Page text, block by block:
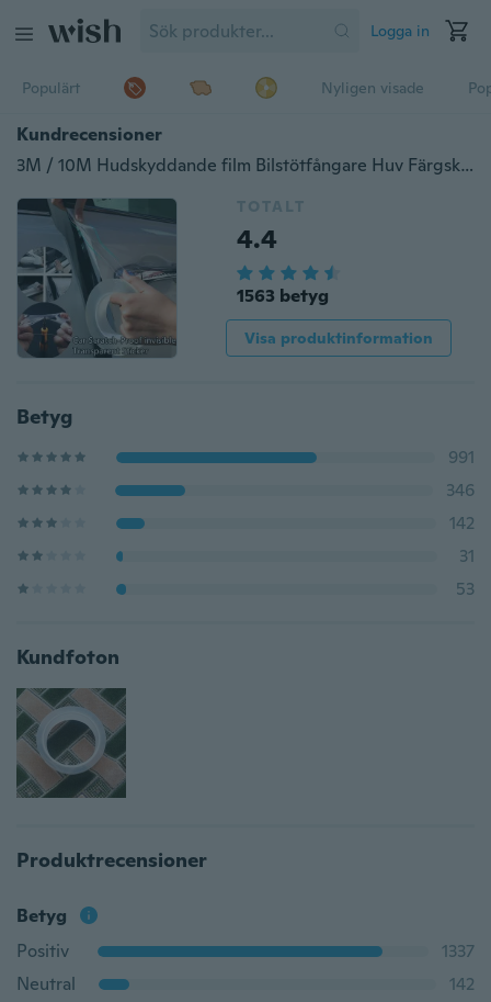
Logga in
Populärt Nyligen visade
Kundrecensioner
3M / 10M Hudskyddande film Bilstötfångare Huv Färgskydd Klistermärke Anti Scratch Clear Transparency Film
TOTALT
4.4
1563 betyg
Visa produktinformation
Betyg
991
346
142
31
53
Kundfoton
Produktrecensioner
Betyg
Positiv
1337
Neutral
142